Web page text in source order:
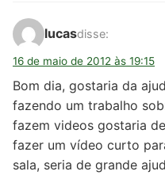
lucasdisse:
16 de maio de 2012 às 19:15
Bom dia, gostaria da
fazendo um trabalho
fazem videos gostaria
fazer um vídeo curto
sala, seria de grande